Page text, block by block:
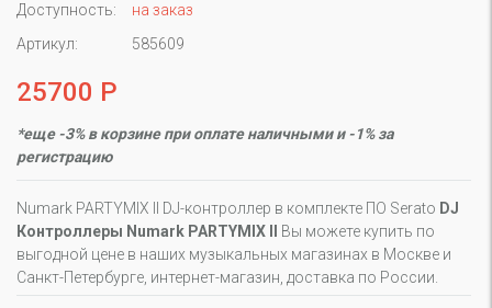
Доступность:
на заказ
Артикул:
585609
25700 Р
*еще -3% в корзине при оплате наличными и -1% за
регистрацию
Numark PARTYMIX II DJ-контроллер в комплекте ПО Serato DJ
Контроллеры Numark PARTYMIX II
Вы можете купить по
выгодной цене в наших музыкальных магазинах в Москве и
Санкт-Петербурге, интернет-магазин, доставка по России.